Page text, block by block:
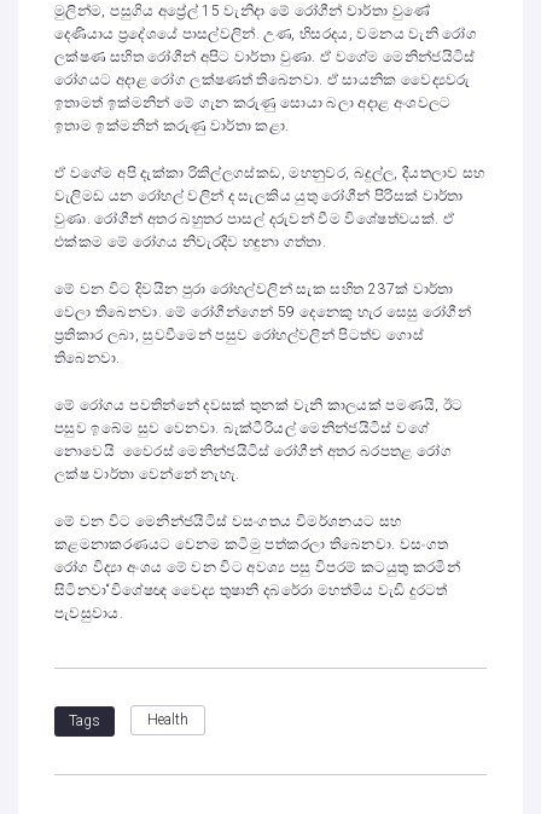
මුලින්ම, පසුගිය අප්‍රේල් 15 වැනිදා මේ රෝගීන් වාර්තා වුණේ
දෙණියාය ප්‍රදේශයේ පාසල්වලින්. උණ, හිසරදය, වමනය වැනි රෝග
ලක්ෂණ සහිත රෝගීන් අපිට වාර්තා වුණා. ඒ වගේම මෙනින්ජයිටිස්
රෝගයට අදාළ රෝග ලක්ෂණත් තිබෙනවා. ඒ සායනික වෛද්‍යවරු
ඉතාමත් ඉක්මනින් මේ ගැන කරුණු සොයා බලා අදාළ අංශවලට
ඉතාම ඉක්මනින් කරුණු වාර්තා කළා.
ඒ වගේම අපි දැක්කා රිකිල්ලගස්කඩ, මහනුවර, බදුල්ල, දියතලාව සහ
වැලිමඩ යන රෝහල් වලින් ද සැලකිය යුතු රෝගීන් පිරිසක් වාර්තා
වුණා. රෝගීන් අතර බහුතර පාසල් දරුවන් වීම විශේෂත්වයක්. ඒ
එක්කම මේ රෝගය නිවැරදිව හඳුනා ගත්තා.
මේ වන විට දිවයින පුරා රෝහල්වලින් සැක සහිත 237ක් වාර්තා
වෙලා තිබෙනවා. මේ රෝගීන්ගෙන් 59 දෙනෙකු හැර සෙසු රෝගීන්
ප්‍රතිකාර ලබා, සුවවීමෙන් පසුව රෝහල්වලින් පිටත්ව ගොස්
තිබෙනවා.
මේ රෝගය පවතින්නේ දවසක් තුනක් වැනි කාලයක් පමණයි, ඊට
පසුව ඉබේම සුව වෙනවා. බැක්ටීරියල් මෙනින්ජයිටිස් වගේ
නොවෙයි වෛරස් මෙනින්ජයිටිස් රෝගීන් අතර බරපතළ රෝග
ලක්ෂ වාර්තා වෙන්නේ නැහැ.
මේ වන විට මෙනින්ජයිටිස් වසංගතය විමර්ශනයට සහ
කළමනාකරණයට වෙනම කටිමු පත්කරලා තිබෙනවා. වසංගත
රෝග විද්‍යා අංශය මේ වන විට අවශ්‍ය පසු විපරම් කටයුතු කරමින්
සිටිනවා“විශේෂඥ වෛද්‍ය තුෂානි දබරේරා මහත්මිය වැඩි දුරටත්
පැවසුවාය.
Tags Health